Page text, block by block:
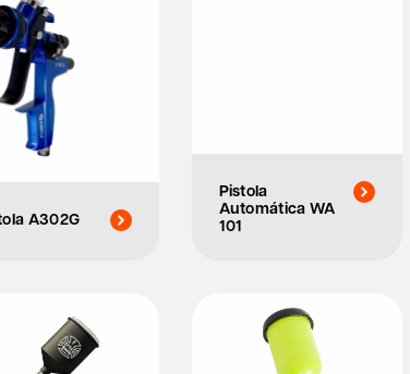
A302G
Pistola
Automática WA
101